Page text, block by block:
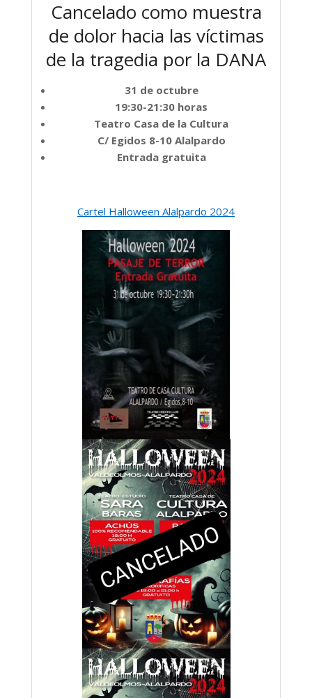
Cancelado como muestra
de dolor hacia las víctimas
de la tragedia por la DANA
31 de octubre
19:30-21:30 horas
Teatro Casa de la Cultura
C/ Egidos 8-10 Alalpardo
Entrada gratuita
Cartel Halloween Alalpardo 2024